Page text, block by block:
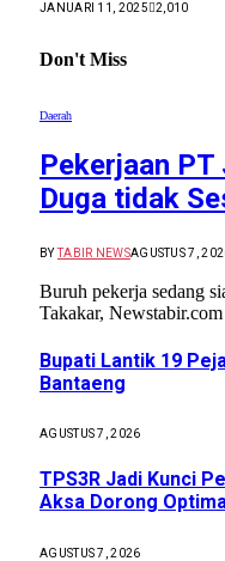
JANUARI 11, 2025 2,010
Don't Miss
Daerah
Pekerjaan
Duga tidak
BY TABIR NEWSAGUSTUS 7,
Buruh pekerja sedang
Takakar,
Bupati Lantik 19
Bantaeng
AGUSTUS 7, 2026
TPS3R Jadi Kunci
Aksa Dorong
AGUSTUS 7, 2026